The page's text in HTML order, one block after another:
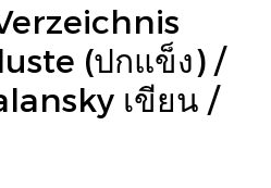
(ปกแข็ง) /
เขียน /